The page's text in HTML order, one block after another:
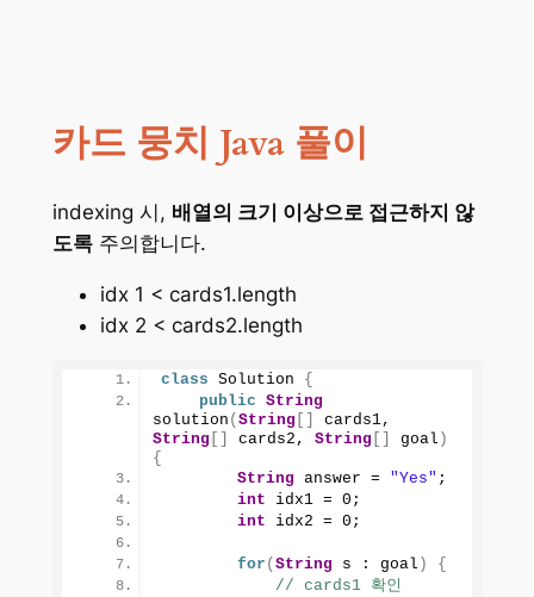
카드 뭉치 Java 풀이
indexing 시, 배열의 크기 이상으로 접근하지 않
도록주의합니다.
idx 1 < cards1.length
idx 2 < cards2.length
class Solution {
public String
solution ( String
String
cards2, String goal )
{
String answer = "Yes" ;
int idx1 = 0 ;
int idx2 = 0 ;
for ( String s : goal )
{
// cards1 확인